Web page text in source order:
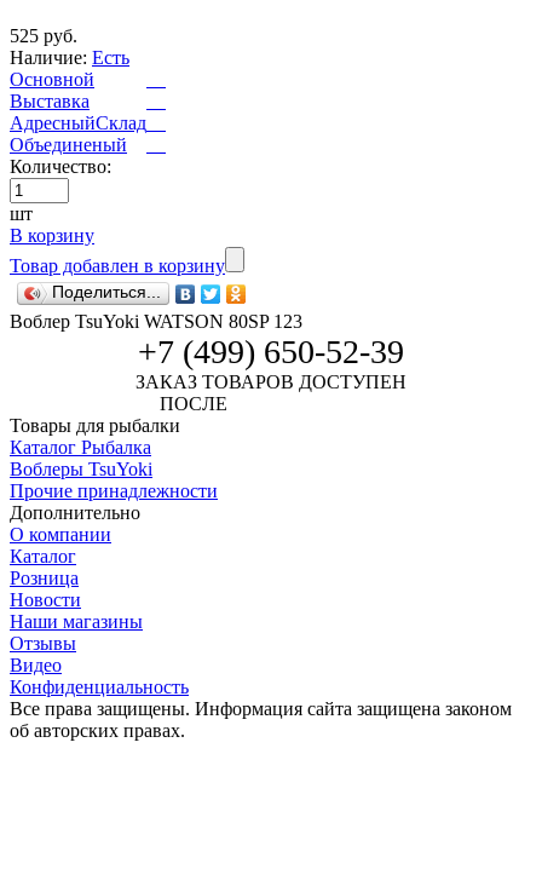
525 руб.
Наличие: Есть
Основной
Выставка
АдресныйСклад
Объединеный
Количество:
шт
В корзину
Товар добавлен в корзину
Поделиться...
Воблер TsuYoki WATSON 80SP 123
+7 (499) 650-52-39
ЗАКАЗ ТОВАРОВ ДОСТУПЕН
ПОСЛЕ
Товары для рыбалки
Каталог Рыбалка
Воблеры TsuYoki
Прочие принадлежности
Дополнительно
О компании
Каталог
Розница
Новости
Наши магазины
Отзывы
Видео
Конфиденциальность
Все права защищены. Информация сайта защищена законом
об авторских правах.